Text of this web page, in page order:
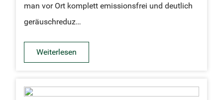
man vor Ort komplett emissionsfrei und deutlich
geräuschreduz…
Weiterlesen